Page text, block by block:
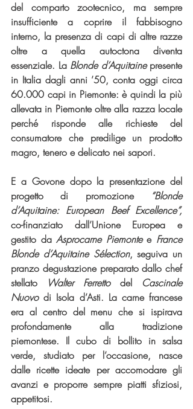
del comparto zootecnico, ma sempre
insufficiente a coprire il fabbisogno
interno, la presenza di capi di altre razze
oltre a quella autoctona diventa
essenziale. La Blonde d’Aquitaine presente
in Italia dagli anni ’50, conta oggi circa
60.000 capi in Piemonte: è quindi la più
allevata in Piemonte oltre alla razza locale
perché risponde alle richieste del
consumatore che predilige un prodotto
magro, tenero e delicato nei sapori.
E a Govone dopo la presentazione del
progetto di promozione
“Blonde
d’Aquitaine: European Beef Excellence”,
co-finanziato dall’Unione Europea e
gestito da Asprocarne Piemonte e France
Blonde d’Aquitaine Sélection, seguiva un
pranzo degustazione preparato dallo chef
stellato
Walter Ferretto del Cascinale
Nuovo di Isola d’Asti. La carne francese
era al centro del menu che si ispirava
profondamente alla tradizione
piemontese. Il cubo di bollito in salsa
verde, studiato per l’occasione, nasce
dalle ricette ideate per accomodare gli
avanzi e proporre sempre piatti sfiziosi,
appetitosi.